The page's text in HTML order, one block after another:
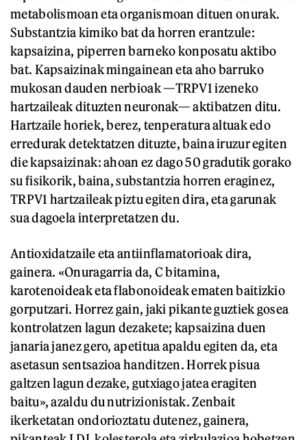
metabolismoan eta organismoan dituen onurak.
Substantzia kimiko bat da horren erantzule:
kapsaizina, piperren barneko konposatu aktibo
bat. Kapsaizinak mingainean eta aho barruko
mukosan dauden nerbioak —TRPV1 izeneko
hartzaileak dituzten neuronak— aktibatzen ditu.
Hartzaile horiek, berez, tenperatura altuak edo
erredurak detektatzen dituzte, baina iruzur egiten
die kapsaizinak: ahoan ez dago 50 gradutik gorako
su fisikorik, baina, substantzia horren eraginez,
TRPV1 hartzaileak piztu egiten dira, eta garunak
sua dagoela interpretatzen du.
Antioxidatzaile eta antiinflamatorioak dira,
gainera. «Onuragarria da, C bitamina,
karotenoideak eta flabonoideak ematen baitizkio
gorputzari. Horrez gain, jaki pikante guztiek gosea
kontrolatzen lagun dezakete; kapsaizina duen
janaria janez gero, apetitua apaldu egiten da, eta
asetasun sentsazioa handitzen. Horrek pisua
galtzen lagun dezake, gutxiago jatea eragiten
baitu», azaldu du nutrizionistak. Zenbait
ikerketatan ondorioztatu dutenez, gainera,